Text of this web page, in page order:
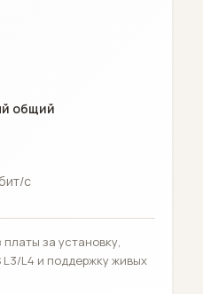
общий
с
за установку,
L3/L4 и поддержку живых